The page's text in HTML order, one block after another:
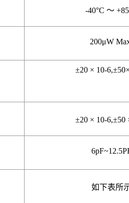
-40°C ～
200μW
±20 × 10-6,
±20 × 10-6,±50
6pF~
如下表所